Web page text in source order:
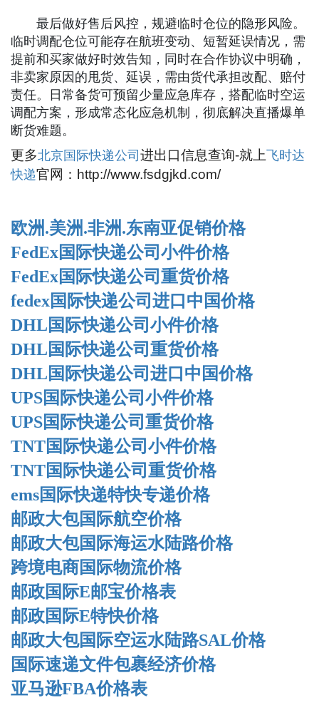
最后做好售后风控，规避临时仓位的隐形风险。
临时调配仓位可能存在航班变动、短暂延误情况，需
提前和买家做好时效告知，同时在合作协议中明确，
非卖家原因的甩货、延误，需由货代承担改配、赔付
责任。日常备货可预留少量应急库存，搭配临时空运
调配方案，形成常态化应急机制，彻底解决直播爆单
断货难题。
更多北京国际快递公司进出口信息查询-就上飞时达
快递官网：http://www.fsdgjkd.com/
欧洲.美洲.非洲.东南亚促销价格
FedEx国际快递公司小件价格
FedEx国际快递公司重货价格
fedex国际快递公司进口中国价格
DHL国际快递公司小件价格
DHL国际快递公司重货价格
DHL国际快递公司进口中国价格
UPS国际快递公司小件价格
UPS国际快递公司重货价格
TNT国际快递公司小件价格
TNT国际快递公司重货价格
ems国际快递特快专递价格
邮政大包国际航空价格
邮政大包国际海运水陆路价格
跨境电商国际物流价格
邮政国际E邮宝价格表
邮政国际E特快价格
邮政大包国际空运水陆路SAL价格
国际速递文件包裹经济价格
亚马逊FBA价格表